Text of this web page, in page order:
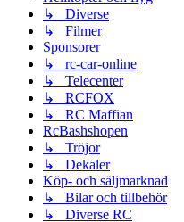
↳ Diverse
↳ Filmer
Sponsorer
↳ rc-car-online
↳ Telecenter
↳ RCFOX
↳ RC Maffian
RcBashshopen
↳ Tröjor
↳ Dekaler
Köp- och säljmarknad
↳ Bilar och tillbehör
↳ Diverse RC